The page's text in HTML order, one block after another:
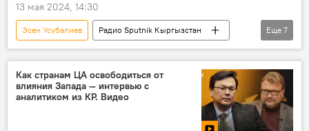
13 мая 2024, 14:30
Эсен Усубалиев
Радио Sputnik Кыргызстан
Михаил Мишустин
Россия
правительство
Кыргызстан
сотрудничество
экономика
Еще 7
Как странам ЦА освободиться от
влияния Запада — интервью с
аналитиком из КР. Видео